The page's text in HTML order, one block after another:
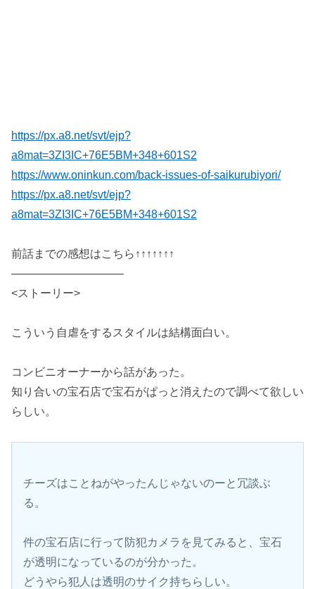
https://px.a8.net/svt/ejp?
a8mat=3ZI3IC+76E5BM+348+601S2
https://www.oninkun.com/back-issues-of-saikurubiyori/
https://px.a8.net/svt/ejp?
a8mat=3ZI3IC+76E5BM+348+601S2
前話までの感想はこちら↑↑↑↑↑↑↑
——————————
<ストーリー>
こういう自虐をするスタイルは結構面白い。
コンビニオーナーから話があった。
知り合いの宝石店で宝石がぱっと消えたので調べて欲しい
らしい。
チーズはことねがやったんじゃないのーと冗談ぶ
る。
件の宝石店に行って防犯カメラを見てみると、宝石
が透明になっているのが分かった。
どうやら犯人は透明のサイク持ちらしい。